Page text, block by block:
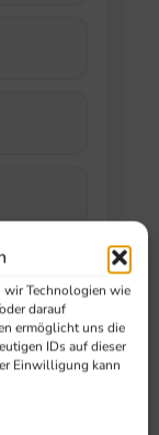
wir Technologien wie
darauf
ermöglicht uns die
IDs auf dieser
Einwilligung kann